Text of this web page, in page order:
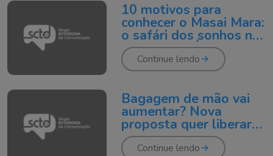
10 motivos para
conhecer o Masai Mara:
o safári dos sonhos no
coração da África
Continue lendo
Bagagem de mão vai
aumentar? Nova
proposta quer liberar
até 12 kg nos voos!
Continue lendo